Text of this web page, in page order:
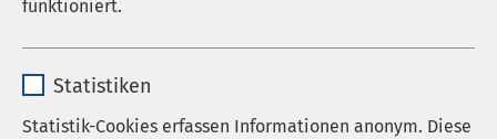
funktioniert.
Anbieter sgalinski
Statistiken
Statistik-Cookies erfassen Informationen anonym. Diese